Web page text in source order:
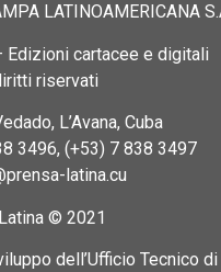
LATINOAMERICANA
Edizioni cartacee e digitali
riservati
L’Avana, Cuba
3496, (+53) 7 838 3497
latina.cu
© 2021
dell’Ufficio Tecnico